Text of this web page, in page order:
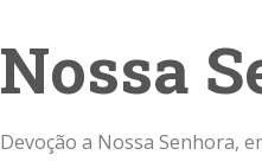
Nossa
Devoção a Nossa Senhora,